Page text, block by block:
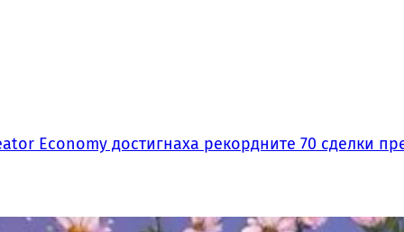
Economy достигнаха рекордните 70 сделки